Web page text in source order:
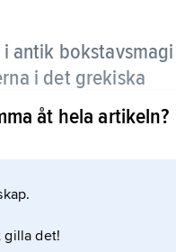
antik bokstavsmagi
i det grekiska
’ord’) och ofta
bl.a. mot sjukdomar
är abrakadabra
åt hela artikeln?
gilla det!